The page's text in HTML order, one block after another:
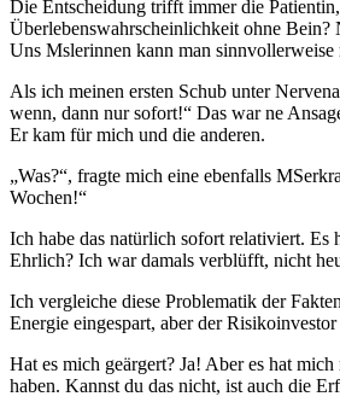
Die Entscheidung trifft immer die
Überlebenswahrscheinlichkeit ohne
Uns Mslerinnen kann man
Als ich meinen ersten Schub unter
wenn, dann nur sofort!“ Das war ne
Er kam für mich und die anderen.
„Was?“, fragte mich eine ebenfalls
Wochen!“
Ich habe das natürlich sofort relativiert.
Ehrlich? Ich war damals verblüfft, nicht
Ich vergleiche diese Problematik der
Energie eingespart, aber der
Hat es mich geärgert? Ja! Aber es hat
haben. Kannst du das nicht, ist auch die